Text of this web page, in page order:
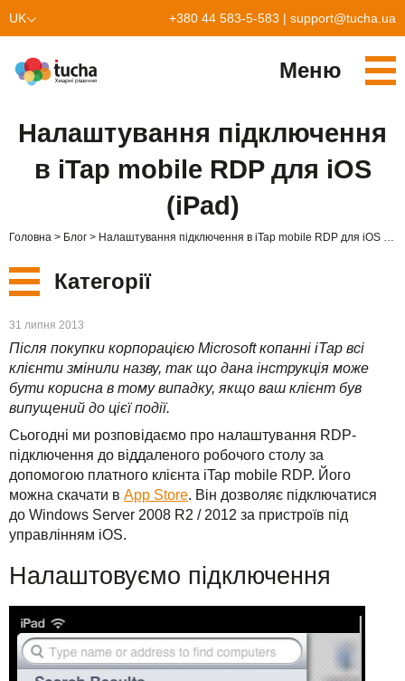
UK +380 44 583-5-583 | support@tucha.ua
Меню
TuchaBit+
TuchaMetal
TuchaBackup
TuchaHosting
TuchaSync
Бухгалтерія у хмарі
Хмари для e-commerce
Хостинг сайтів-конструкторів
Віддалений офіс
Реселінг хостингу
Стати партнером
Відгуки
Компанія
Кар'єра
Контакти
Налаштування підключення
в iTap mobile RDP для iOS
(iPad)
Головна Блог Налаштування підключення в iTap mobile RDP для iOS (iPad)
Категорії
Нові
Сервіси
Рішення
Для бізнесу
Техпідтримка
Інструкції
FAQ
Інтерв'ю
Авторська колонка
31 липня 2013
Після покупки корпорацією Microsoft копанні iTap всі
клієнти змінили назву, так що дана інструкція може
бути корисна в тому випадку, якщо ваш клієнт був
випущений до цієї події.
Сьогодні ми розповідаємо про налаштування RDP-
підключення до віддаленого робочого столу за
допомогою платного клієнта iTap mobile RDP. Його
можна скачати в App Store. Він дозволяє підключатися
до Windows Server 2008 R2 / 2012 за пристроїв під
управлінням iOS.
Налаштовуємо підключення